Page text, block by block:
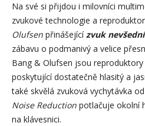
Na své si přijdou i milovníci
zvukové technologie a
Olufsen přinášejícízvuk
zábavu o podmanivý a velice
Bang & Olufsen jsou
poskytující dostatečně hlasitý a
také skvělá zvuková vychytávka
Noise Reduction potlačuje okolní
na klávesnici.